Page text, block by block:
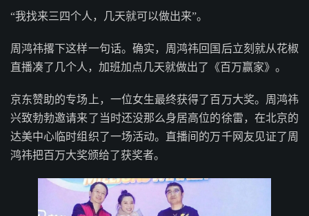
“我找来三四个人，几天就可以做出来”。
周鸿祎撂下这样一句话。确实，周鸿祎回国后立刻就从花椒
直播凑了几个人，加班加点几天就做出了《百万赢家》。
京东赞助的专场上，一位女生最终获得了百万大奖。周鸿祎
兴致勃勃邀请来了当时还没那么身居高位的徐雷，在北京的
达美中心临时组织了一场活动。直播间的万千网友见证了周
鸿祎把百万大奖颁给了获奖者。